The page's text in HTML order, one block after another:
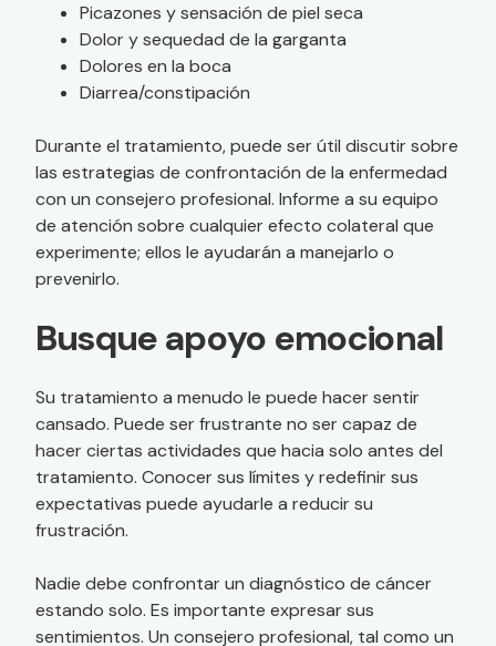
Picazones y sensación de piel seca
Dolor y sequedad de la garganta
Dolores en la boca
Diarrea/constipación
Durante el tratamiento, puede ser útil discutir sobre
las estrategias de confrontación de la enfermedad
con un consejero profesional. Informe a su equipo
de atención sobre cualquier efecto colateral que
experimente; ellos le ayudarán a manejarlo o
prevenirlo.
Busque apoyo emocional
Su tratamiento a menudo le puede hacer sentir
cansado. Puede ser frustrante no ser capaz de
hacer ciertas actividades que hacia solo antes del
tratamiento. Conocer sus límites y redefinir sus
expectativas puede ayudarle a reducir su
frustración.
Nadie debe confrontar un diagnóstico de cáncer
estando solo. Es importante expresar sus
sentimientos. Un consejero profesional, tal como un